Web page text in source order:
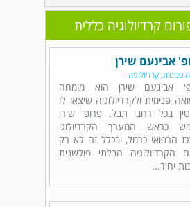
קרדיולוגיה כללית
אבינעם שירן
פנימית, קרדיולוגיה
אבינעם שירן הוא מומחה
פנימית ולקרדיולוגיה שיצאו לו
בכל רחבי תבל. פרופ' שירן
כראש המערך הקרדיולוגי
הרפואי כרמל, ובכלל זה לא רק
הקרדיולוגיה הבלתי פולשנית
יחיד...